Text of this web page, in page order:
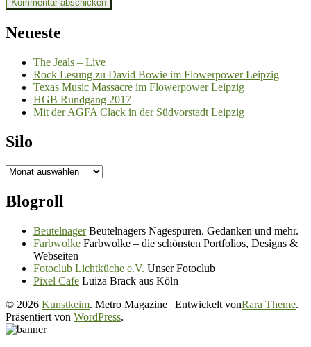
Neueste
The Jeals – Live
Rock Lesung zu David Bowie im Flowerpower Leipzig
Texas Music Massacre im Flowerpower Leipzig
HGB Rundgang 2017
Mit der AGFA Clack in der Südvorstadt Leipzig
Silo
Silo
Blogroll
BeutelnagerBeutelnagers Nagespuren. Gedanken und mehr.
Farbwolke Farbwolke – die schönsten Portfolios, Designs &
Webseiten
Fotoclub Lichtküche e.V. Unser Fotoclub
Pixel Cafe Luiza Brack aus Köln
© 2026 Kunstkeim. Metro Magazine | Entwickelt vonRara Theme.
Präsentiert von WordPress.